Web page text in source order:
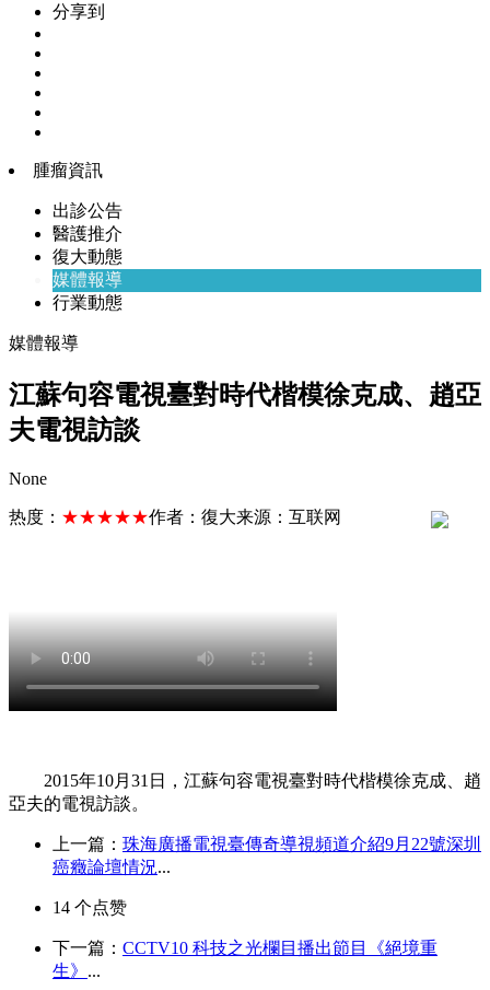
分享到
腫瘤資訊
出診公告
醫護推介
復大動態
媒體報導
行業動態
媒體報導
江蘇句容電視臺對時代楷模徐克成、趙亞
夫電視訪談
None
热度： ★★★★★作者： 復大来源： 互联网
2015年10月31日，江蘇句容電視臺對時代楷模徐克成、趙
亞夫的電視訪談。
上一篇： 珠海廣播電視臺傳奇導視頻道介紹9月22號深圳
癌癥論壇情況...
14 个点赞
下一篇： CCTV10 科技之光欄目播出節目《絕境重
生》 ...